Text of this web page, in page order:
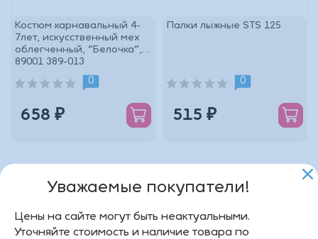
Костюм карнавальный 4-
7лет, искусственный мех
облегченный, "Белочка",
89001 389-013
0
658 ₽
Палки лыжные STS 125
0
515 ₽
Уважаемые покупатели!
Цены на сайте могут быть неактуальными.
Уточняйте стоимость и наличие товара по